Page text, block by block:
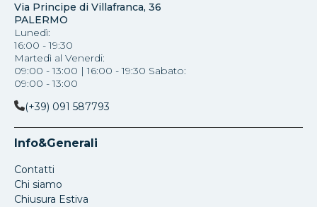
Via Principe di Villafranca, 36
PALERMO
Lunedì:
16:00 - 19:30
Martedì al Venerdi:
09:00 - 13:00 | 16:00 - 19:30 Sabato:
09:00 - 13:00
(+39) 091 587793
Info&Generali
Contatti
Chi siamo
Chiusura Estiva